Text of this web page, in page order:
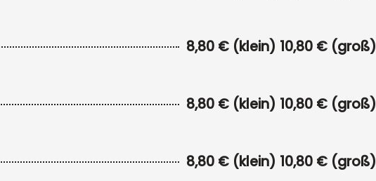
8,80 € (klein) 10,80 € (groß)
8,80 € (klein) 10,80 € (groß)
8,80 € (klein) 10,80 € (groß)